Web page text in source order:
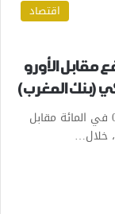
اقتصاد
يرتفع مقابل الأورو
(بنك المغرب)
أفاد بنك المغرب بأن سعر الدرهم ارتفع بنسبة 0,1 في المائة مقابل
خلال…